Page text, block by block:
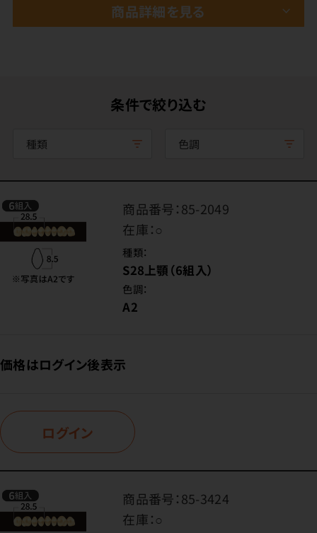
商品詳細を見る
条件で絞り込む
種類 色調
商品番号：85-2049
在庫：○
種類：
S28上顎（6組入）
色調：
A2
価格はログイン後表示
ログイン
商品番号：85-3424
在庫：○